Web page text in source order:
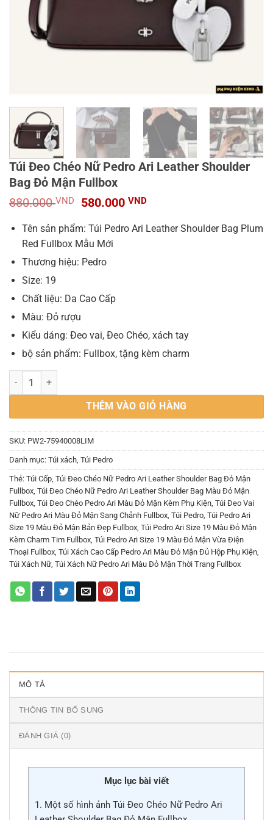
Túi Đeo Chéo Nữ Pedro Ari Leather Shoulder
Bag Đỏ Mận Fullbox
880.000VND
Giá
là:
880.000 VND.
580.000 VNDGiá
tại
Tên sản phẩm: Túi Pedro Ari Leather Shoulder Bag Plum
Red Fullbox Mẫu Mới
Thương hiệu: Pedro
Size: 19
Chất liệu: Da Cao Cấp
Màu: Đỏ rượu
Kiểu dáng: Đeo vai, Đeo Chéo, xách tay
bộ sản phẩm: Fullbox, tặng kèm charm
Túi Đeo Chéo Nữ Pedro Ari Leather Shoulder Bag Đỏ Mận Fullbox
THÊM VÀO GIỎ HÀNG
SKU: PW2-75940008LIM
Danh mục: Túi xách Túi Pedro
Thẻ: Túi Cốp Túi Đeo Chéo Nữ Pedro Ari Leather Shoulder Bag Đỏ Mận
Fullbox Túi Đeo Chéo Nữ Pedro Ari Leather Shoulder Bag Màu Đỏ Mận
Fullbox Túi Đeo Chéo Pedro Ari Màu Đỏ Mận Kèm Phụ Kiện Túi Đeo Vai
Nữ Pedro Ari Màu Đỏ Mận Sang Chảnh Fullbox Túi Pedro Túi Pedro Ari
Size 19 Màu Đỏ Mận Bản Đẹp Fullbox Túi Pedro Ari Size 19 Màu Đỏ Mận
Kèm Charm Tim Fullbox Túi Pedro Ari Size 19 Màu Đỏ Mận Vừa Điện
Thoại Fullbox Túi Xách Cao Cấp Pedro Ari Màu Đỏ Mận Đủ Hộp Phụ Kiện
Túi Xách Nữ, Túi Xách Nữ Pedro Ari Màu Đỏ Mận Thời Trang Fullbox
MÔ TẢ
THÔNG TIN BỔ SUNG
ĐÁNH GIÁ (0)
Mục lục bài viết
1. Một số hình ảnh Túi Đeo Chéo Nữ Pedro Ari